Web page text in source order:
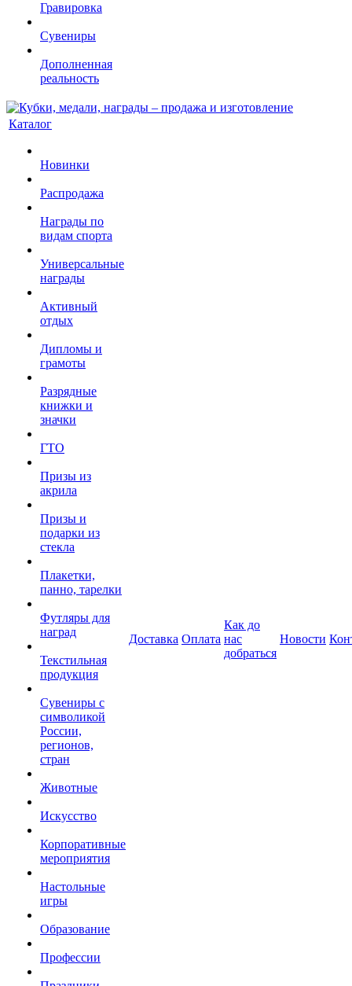
Гравировка
Сувениры
Дополненная
реальность
Каталог
Новинки
Распродажа
Награды по
видам спорта
Универсальные
награды
Активный
отдых
Дипломы и
грамоты
Разрядные
книжки и
значки
ГТО
Призы из
акрила
Призы и
подарки из
стекла
Плакетки,
панно, тарелки
Футляры для
наград
Текстильная
продукция
Сувениры с
символикой
России,
регионов,
стран
Животные
Искусство
Корпоративные
мероприятия
Настольные
игры
Образование
Профессии
Доставка Оплата
Как до
нас
добраться
Новости